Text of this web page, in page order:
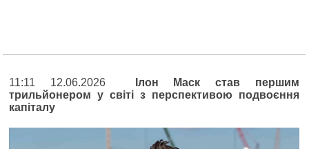
11:11 12.06.2026
Ілон Маск став першим
трильйонером у світі з перспективою подвоєння
капіталу